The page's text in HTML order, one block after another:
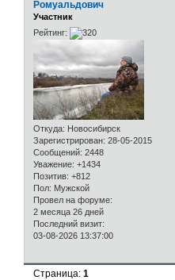
Ромуальдович
Участник
Рейтинг:
Откуда: Новосибирск
Зарегистрирован: 28-05-2015
Сообщений: 2448
Уважение: +1434
Позитив: +812
Пол: Мужской
Провел на форуме:
2 месяца 26 дней
Последний визит:
03-08-2026 13:37:00
Страница:1